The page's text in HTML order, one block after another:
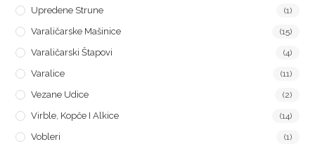
Upredene Strune (1)
Varaličarske Mašinice (15)
Varaličarski Štapovi (4)
Varalice (11)
Vezane Udice (2)
Virble, Kopče I Alkice (14)
Vobleri (1)